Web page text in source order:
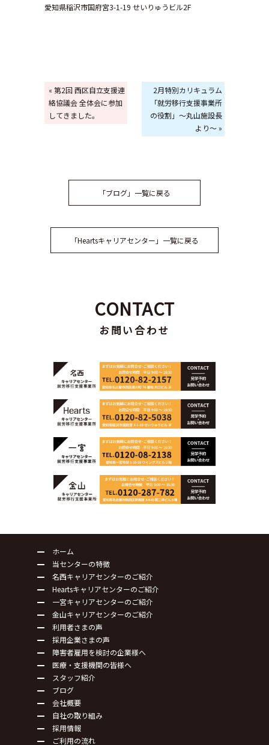
愛知県稲沢市国府宮3-1-19 せいりゅうビル2F
« 第2回 西区自立支援連
絡協議会 全体会に参加
してきました。
2月特別カリキュラム
「就労移行支援事業所
の役割」～丸山施設長
より～ »
「ブログ」一覧に戻る
「Heartsキャリアセンター」一覧に戻る
CONTACT
お問い合わせ
ホーム
当センターの特徴
名西キャリアセンターのご紹介
Heartsキャリアセンターのご紹介
一宮キャリアセンターのご紹介
金山キャリアセンターのご紹介
利用者さまの声
採用企業さまの声
障害者雇用を検討の企業様へ
医療・支援機関の皆様へ
スタッフ紹介
ブログ
会社概要
自社の取り組み
採用情報
ご利用の流れ